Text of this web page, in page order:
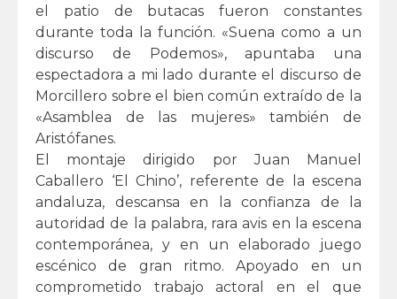
el patio de butacas fueron constantes
durante toda la función. «Suena como a un
discurso de Podemos», apuntaba una
espectadora a mi lado durante el discurso de
Morcillero sobre el bien común extraído de la
«Asamblea de las mujeres» también de
Aristófanes.
El montaje dirigido por Juan Manuel
Caballero ‘El Chino’, referente de la escena
andaluza, descansa en la confianza de la
autoridad de la palabra, rara avis en la escena
contemporánea, y en un elaborado juego
escénico de gran ritmo. Apoyado en un
comprometido trabajo actoral en el que